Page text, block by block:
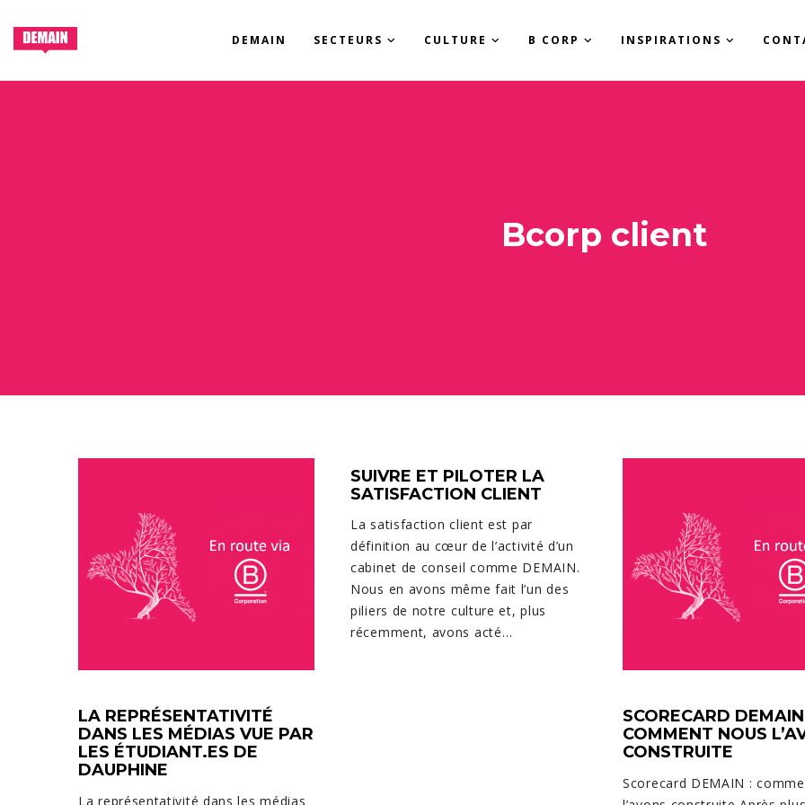
DEMAIN SECTEURS CULTURE B CORP INSPIRATIONS
Bcorp client
LA REPRÉSENTATIVITÉ
DANS LES MÉDIAS VUE PAR
LES ÉTUDIANT.ES DE
DAUPHINE
La représentativité dans les médias
SUIVRE ET PILOTER LA
SATISFACTION CLIENT
La satisfaction client est par
définition au cœur de l’activité d’un
cabinet de conseil comme DEMAIN.
Nous en avons même fait l’un des
piliers de notre culture et, plus
récemment, avons acté…
SCORECARD
COMMENT NOUS
CONSTRUITE
Scorecard DEMAIN :